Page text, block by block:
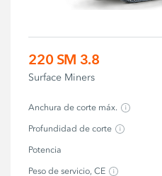
220 SM 3.8
Surface Miners
Anchura de corte máx.
Profundidad de corte
Potencia
Peso de servicio, CE